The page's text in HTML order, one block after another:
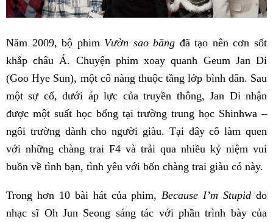
Năm 2009, bộ phim Vườn sao băng đã tạo nên cơn sốt
khắp châu Á. Chuyện phim xoay quanh Geum Jan Di
(Goo Hye Sun), một cô nàng thuộc tầng lớp bình dân. Sau
một sự cố, dưới áp lực của truyền thông, Jan Di nhận
được một suất học bổng tại trường trung học Shinhwa –
ngôi trường dành cho người giàu. Tại đây cô làm quen
với những chàng trai F4 và trải qua nhiều kỷ niệm vui
buồn về tình bạn, tình yêu với bốn chàng trai giàu có này.
Trong hơn 10 bài hát của phim, Because I’m Stupid do
nhạc sĩ Oh Jun Seong sáng tác với phần trình bày của